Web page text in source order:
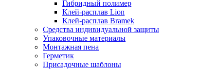
Гибридный полимер
Клей-расплав Lion
Клей-расплав Bramek
Средства индивидуальной защиты
Упаковочные материалы
Монтажная пена
Герметик
Присадочные шаблоны